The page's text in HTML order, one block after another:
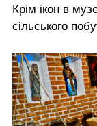
Крім ікон в
сільського